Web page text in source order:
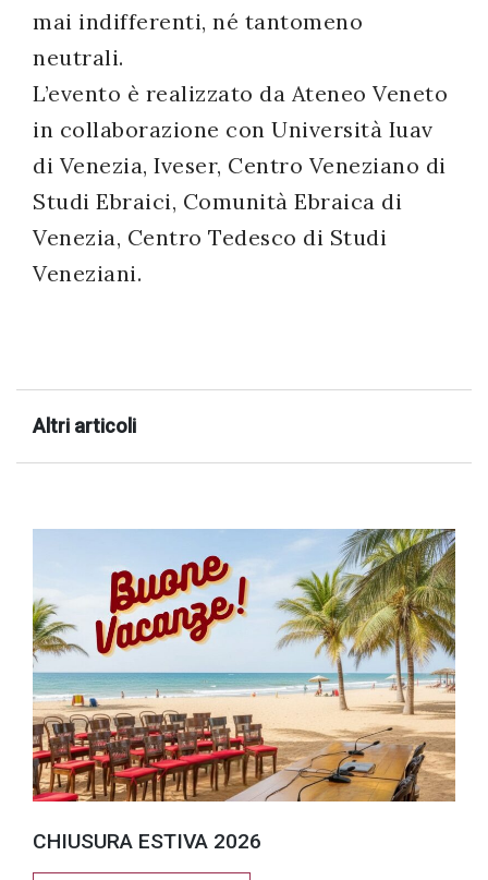
mai indifferenti, né tantomeno
neutrali.
L’evento è realizzato da Ateneo Veneto
in collaborazione con Università Iuav
di Venezia, Iveser, Centro Veneziano di
Studi Ebraici, Comunità Ebraica di
Venezia, Centro Tedesco di Studi
Veneziani.
Altri articoli
CHIUSURA ESTIVA 2026